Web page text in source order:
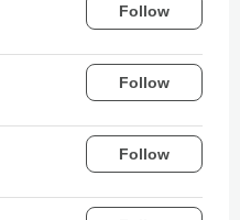
Follow
Follow
Follow